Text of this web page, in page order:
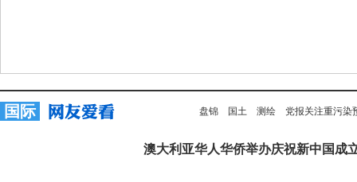
国际 盘锦 国土 测绘 党报关注重污染
澳大利亚华人华侨举办庆祝新中国成